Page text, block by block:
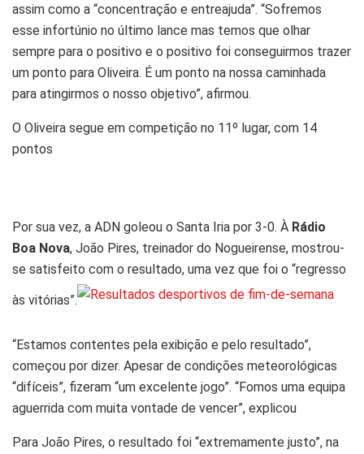
assim como a “concentração e entreajuda”. “Sofremos
esse infortúnio no último lance mas temos que olhar
sempre para o positivo e o positivo foi conseguirmos trazer
um ponto para Oliveira. É um ponto na nossa caminhada
para atingirmos o nosso objetivo”, afirmou.
O Oliveira segue em competição no 11º lugar, com 14
pontos
Por sua vez, a ADN goleou o Santa Iria por 3-0. À Rádio
Boa Nova, João Pires, treinador do Nogueirense, mostrou-
se satisfeito com o resultado, uma vez que foi o “regresso
às vitórias”.
“Estamos contentes pela exibição e pelo resultado”,
começou por dizer. Apesar de condições meteorológicas
“difíceis”, fizeram “um excelente jogo”. “Fomos uma equipa
aguerrida com muita vontade de vencer”, explicou
Para João Pires, o resultado foi “extremamente justo”, na